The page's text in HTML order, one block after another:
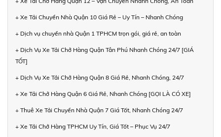
+ Xe Tải Chuyển Nhà Quận 10 Giá Rẻ – Uy Tín – Nhanh Chóng
+ Dịch vụ chuyển nhà Quận 1 TPHCM trọn gói, giá rẻ, an toàn
+ Dịch Vụ Xe Tải Chở Hàng Quận Tân Phú Nhanh Chóng 24/7 [GIÁ
TỐT]
+ Dịch Vụ Xe Tải Chở Hàng Quận 8 Giá Rẻ, Nhanh Chóng, 24/7
+ Xe Tải Chở Hàng Quận 6 Giá Rẻ, Nhanh Chóng [GỌI LÀ CÓ XE]
+ Thuê Xe Tải Chuyển Nhà Quận 7 Giá Tốt, Nhanh Chóng 24/7
+ Xe Tải Chở Hàng TPHCM Uy Tín, Giá Tốt – Phục Vụ 24/7